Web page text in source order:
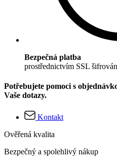
Bezpečná platba
prostřednictvím SSL
Potřebujete pomoci s
Vaše dotazy.
Kontakt
Ověřená kvalita
Bezpečný a spolehlivý nákup